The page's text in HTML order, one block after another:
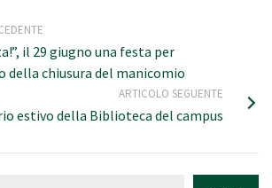
il 29 giugno una festa per
della chiusura del manicomio
ARTICOLO SEGUENTE
estivo della Biblioteca del campus